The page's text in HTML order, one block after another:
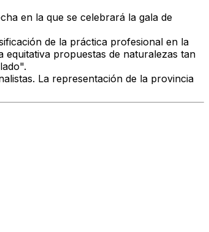
en la que se celebrará la gala de
de la práctica profesional en la
propuestas de naturalezas tan
La representación de la provincia